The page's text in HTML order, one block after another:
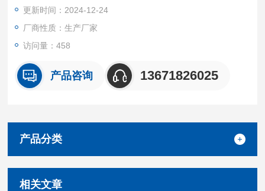
更新时间：2024-12-24
厂商性质：生产厂家
访问量：458
产品咨询 13671826025
产品分类
相关文章